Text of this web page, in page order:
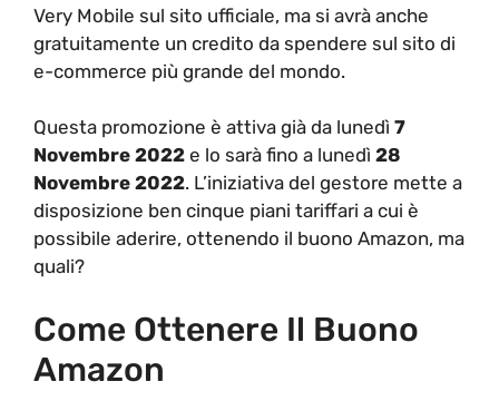
Very Mobile sul sito ufficiale, ma si avrà anche
gratuitamente un credito da spendere sul sito di
e-commerce più grande del mondo.
Questa promozione è attiva già da lunedì 7
Novembre 2022 e lo sarà fino a lunedì 28
Novembre 2022. L’iniziativa del gestore mette a
disposizione ben cinque piani tariffari a cui è
possibile aderire, ottenendo il buono Amazon, ma
quali?
Come Ottenere Il Buono
Amazon